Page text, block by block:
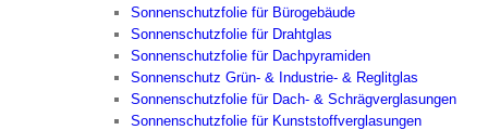
Sonnenschutzfolie für Bürogebäude
Sonnenschutzfolie für Drahtglas
Sonnenschutzfolie für Dachpyramiden
Sonnenschutz Grün- & Industrie- & Reglitglas
Sonnenschutzfolie für Dach- & Schrägverglasungen
Sonnenschutzfolie für Kunststoffverglasungen